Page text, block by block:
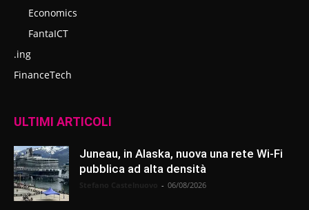
Economics
FantaICT
.ing
FinanceTech
ULTIMI ARTICOLI
Juneau, in Alaska, nuova una rete Wi-Fi
pubblica ad alta densità
- 06/08/2026